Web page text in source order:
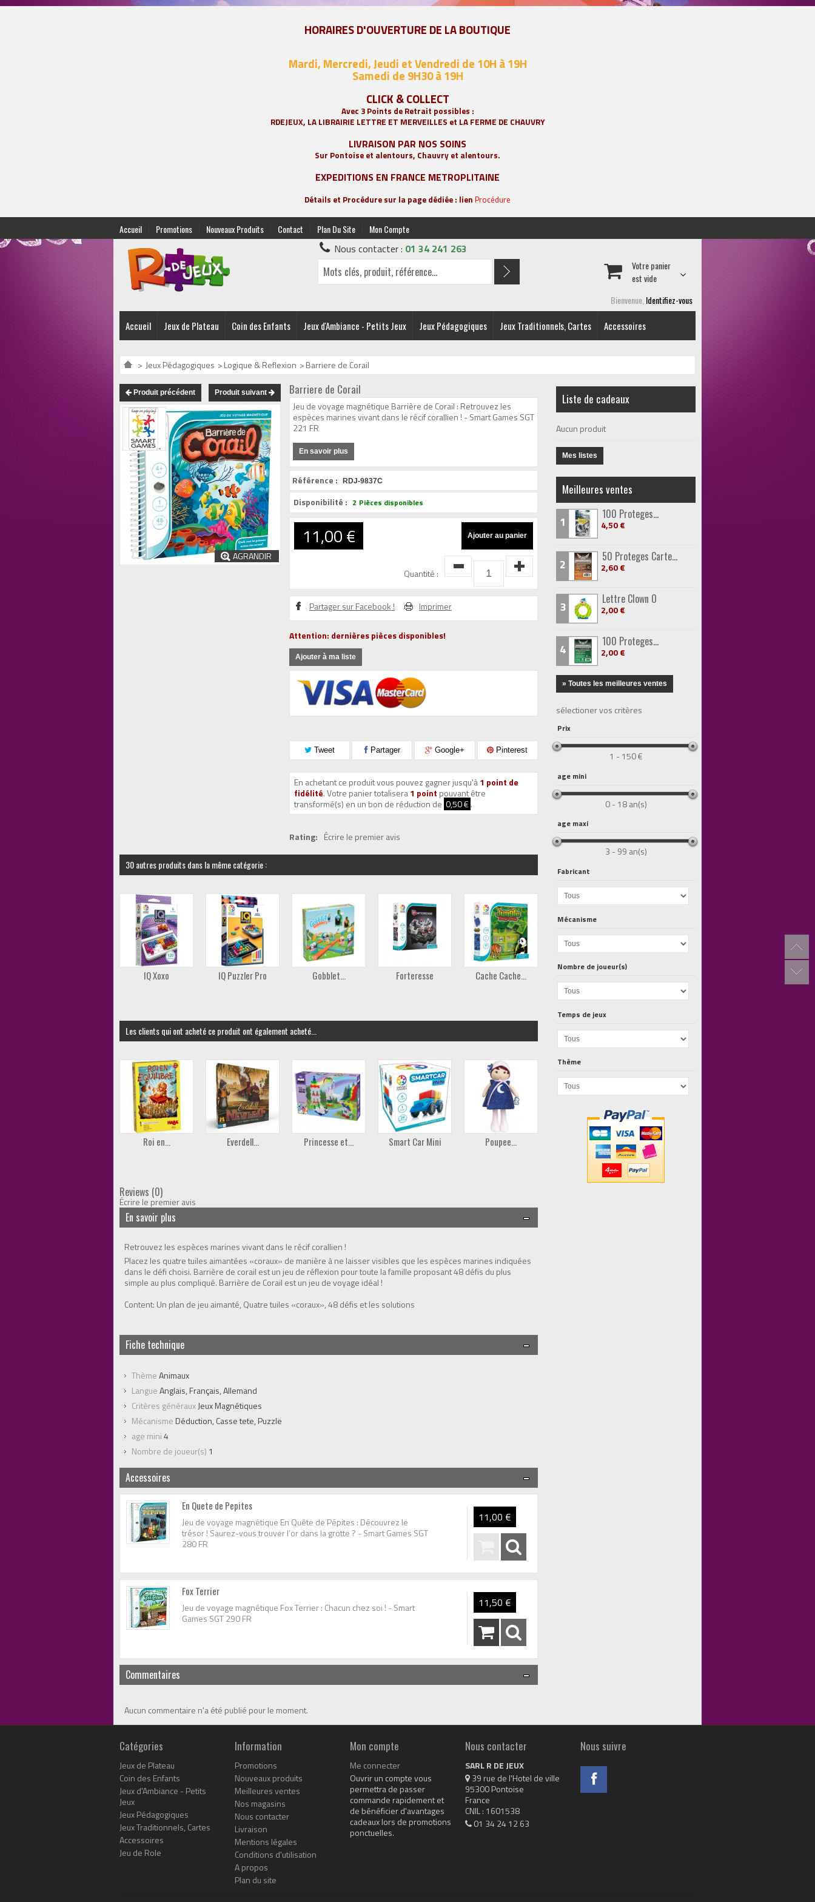
HORAIRES D'OUVERTURE DE LA BOUTIQUE
Mardi, Mercredi, Jeudi et Vendredi de 10H à 19H
Samedi de 9H30 à 19H
CLICK & COLLECT
Avec 3 Points de Retrait possibles :
RDEJEUX, LA LIBRAIRIE LETTRE ET MERVEILLES et LA FERME DE CHAUVRY
LIVRAISON PAR NOS SOINS
Sur Pontoise et alentours, Chauvry et alentours.
EXPEDITIONS EN FRANCE METROPLITAINE
Détails et Procédure sur la page dédiée : lien Procédure
Accueil Promotions Nouveaux Produits Contact Plan Du Site Mon Compte
Nous contacter : 01 34 241 263
Bienvenue, Identifiez-vous
Votre panier
est vide
Accueil Jeux de Plateau Coin des Enfants Jeux d'Ambiance - Petits Jeux Jeux Pédagogiques Jeux Traditionnels, Cartes Accessoires
> Jeux Pédagogiques >Logique & Reflexion >Barriere de Corail
Produit précédent Produit suivant
AGRANDIR
Barriere de Corail
Jeu de voyage magnétique Barrière de Corail : Retrouvez les
espèces marines vivant dans le récif corallien ! - Smart Games SGT
221 FR
En savoir plus
Référence : RDJ-9837C
Disponibilité : 2 Pièces disponibles
11,00 €
Quantité :
Partager sur Facebook ! Imprimer
Attention: dernières pièces disponibles!
Ajouter à ma liste
Tweet Partager Google+ Pinterest
En achetant ce produit vous pouvez gagner jusqu'à1 point de
fidélité. Votre panier totalisera1 point pouvant être
transformé(s) en un bon de réduction de 0,50 € .
Rating: Écrire le premier avis
30 autres produits dans la même catégorie :
IQ Xoxo IQ Puzzler Pro Gobblet... Forteresse Cache Cache... L Archipel... La Nuit des...
Les clients qui ont acheté ce produit ont également acheté...
Roi en... Everdell... Princesse et... Smart Car Mini Poupee... Lovely Woods Tam Tam...
Reviews (0)
Écrire le premier avis
En savoir plus
Retrouvez les espèces marines vivant dans le récif corallien !
Placez les quatre tuiles aimantées «coraux» de manière à ne laisser visibles que les espèces marines indiquées
dans le défi choisi. Barrière de corail est un jeu de réflexion pour toute la famille proposant 48 défis du plus
simple au plus compliqué. Barrière de Corail est un jeu de voyage idéal !
Content: Un plan de jeu aimanté, Quatre tuiles «coraux», 48 défis et les solutions
Fiche technique
ThèmeAnimaux
LangueAnglais, Français, Allemand
Critères générauxJeux Magnétiques
Mécanisme Déduction, Casse tete, Puzzle
age mini4
Nombre de joueur(s) 1
Accessoires
En Quete de Pepites
Jeu de voyage magnétique En Quête de Pépites : Découvrez le
trésor ! Saurez-vous trouver l’or dans la grotte ? - Smart Games SGT
280 FR
11,00 €
Fox Terrier
Jeu de voyage magnétique Fox Terrier : Chacun chez soi ! - Smart
Games SGT 290 FR
11,50 €
Commentaires
Aucun commentaire n'a été publié pour le moment.
Liste de cadeaux
Aucun produit
Mes listes
Meilleures ventes
1 100 Proteges...
4,50 €
2 50 Proteges Carte...
2,60 €
3 Lettre Clown O
2,00 €
4 100 Proteges...
2,00 €
» Toutes les meilleures ventes
sélectioner vos critères
Prix
1 - 150 €
age mini
0 - 18 an(s)
age maxi
3 - 99 an(s)
Fabricant
Mécanisme
Nombre de joueur(s)
Temps de jeux
Thème
Catégories
Jeux de Plateau
Coin des Enfants
Jeux d'Ambiance - Petits
Jeux
Jeux Pédagogiques
Jeux Traditionnels, Cartes
Accessoires
Jeu de Role
Information
Promotions
Nouveaux produits
Meilleures ventes
Nos magasins
Nous contacter
Livraison
Mentions légales
Conditions d'utilisation
A propos
Plan du site
Mon compte
Me connecter
Ouvrir un compte vous
permettra de passer
commande rapidement et
de bénéficier d'avantages
cadeaux lors de promotions
ponctuelles.
Nous contacter
SARL R DE JEUX
39 rue de l'Hotel de ville
95300 Pontoise
France
CNIL : 1601538
01 34 24 12 63
Nous suivre